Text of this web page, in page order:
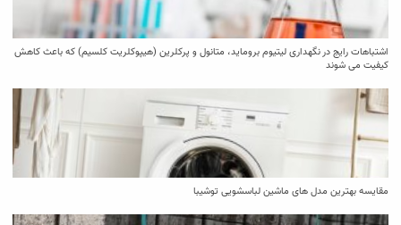
اشتباهات رایج در نگهداری لیتیوم بروماید، متانول و پرکلرین (هیپوکلریت کلسیم) که باعث کاهش
کیفیت می‌ شوند
مقایسه بهترین مدل ‌های ماشین لباسشویی توشیبا